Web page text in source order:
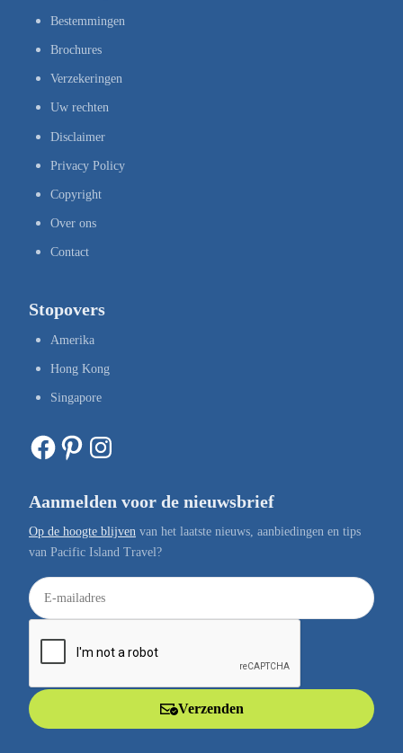
Bestemmingen
Brochures
Verzekeringen
Uw rechten
Disclaimer
Privacy Policy
Copyright
Over ons
Contact
Stopovers
Amerika
Hong Kong
Singapore
Facebook Pinterest Instagram
Aanmelden voor de nieuwsbrief
Op de hoogte blijven van het laatste nieuws, aanbiedingen en tips
van Pacific Island Travel?
E
-
a
Verzenden